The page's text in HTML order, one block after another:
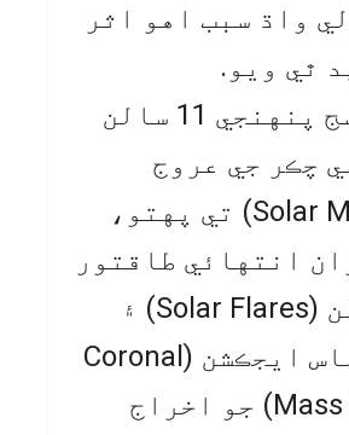
واڌ سبب اهو اثر
ٿي ويو.
2024ع ۾ سج پنهنجي 11 سالن
چڪر جي عروج
(Solar Maximum) تي پهتو،
انتهائي طاقتور
شمسي شعلن (Solar Flares) ۽
ڪورونل ماس ايجڪشن (Coronal
Mass Ejections) جو اخراج